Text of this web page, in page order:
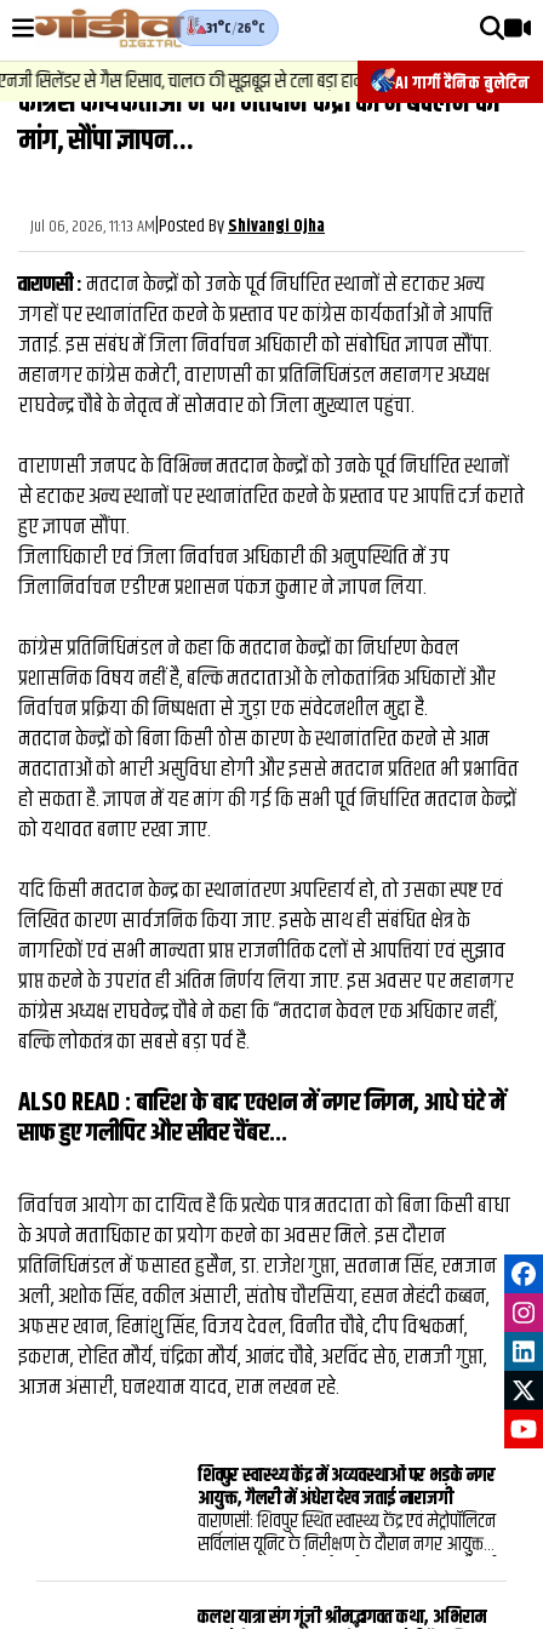
AI गार्गी दैनिक बुलेटिन
31°C/26°C
सिलेंडर से गैस रिसाव, चालक की सूझबूझ से टला बड़ा हादसा. 2.न्यूज़-चेसिस नंबर
वीडियोज़
वाराणसी न्यूज़
राजनीति
फिल्मी
साहित्य
संस्कृति
ख़ान पान और जीवनशैली
अंतरराष्ट्रीय
फैक्ट चेक
व्यापार
मौसम
देश
कांग्रेस कार्यकर्ताओं ने की मतदान केंद्रों को न बदलने की
मांग, सौंपा ज्ञापन...
Jul 06, 2026, 11:13 AM|Posted ByShivangi Ojha
वाराणसी :मतदान केन्द्रों को उनके पूर्व निर्धारित स्थानों से हटाकर अन्य
जगहों पर स्थानांतरित करने के प्रस्ताव पर कांग्रेस कार्यकर्ताओं ने आपत्ति
जताई. इस संबंध में जिला निर्वाचन अधिकारी को संबोधित ज्ञापन सौंपा.
महानगर कांग्रेस कमेटी, वाराणसी का प्रतिनिधिमंडल महानगर अध्यक्ष
राघवेन्द्र चौबे के नेतृत्व में सोमवार को जिला मुख्याल पहुंचा.
वाराणसी जनपद के विभिन्न मतदान केन्द्रों को उनके पूर्व निर्धारित स्थानों
से हटाकर अन्य स्थानों पर स्थानांतरित करने के प्रस्ताव पर आपत्ति दर्ज कराते
हुए ज्ञापन सौंपा.
जिलाधिकारी एवं जिला निर्वाचन अधिकारी की अनुपस्थिति में उप
जिलानिर्वाचन एडीएम प्रशासन पंकज कुमार ने ज्ञापन लिया.
कांग्रेस प्रतिनिधिमंडल ने कहा कि मतदान केन्द्रों का निर्धारण केवल
प्रशासनिक विषय नहीं है, बल्कि मतदाताओं के लोकतांत्रिक अधिकारों और
निर्वाचन प्रक्रिया की निष्पक्षता से जुड़ा एक संवेदनशील मुद्दा है.
मतदान केन्द्रों को बिना किसी ठोस कारण के स्थानांतरित करने से आम
मतदाताओं को भारी असुविधा होगी और इससे मतदान प्रतिशत भी प्रभावित
हो सकता है. ज्ञापन में यह मांग की गई कि सभी पूर्व निर्धारित मतदान केन्द्रों
को यथावत बनाए रखा जाए.
यदि किसी मतदान केन्द्र का स्थानांतरण अपरिहार्य हो, तो उसका स्पष्ट एवं
लिखित कारण सार्वजनिक किया जाए. इसके साथ ही संबंधित क्षेत्र के
नागरिकों एवं सभी मान्यता प्राप्त राजनीतिक दलों से आपत्तियां एवं सुझाव
प्राप्त करने के उपरांत ही अंतिम निर्णय लिया जाए. इस अवसर पर महानगर
कांग्रेस अध्यक्ष राघवेन्द्र चौबे ने कहा कि “मतदान केवल एक अधिकार नहीं,
बल्कि लोकतंत्र का सबसे बड़ा पर्व है.
ALSO READ :बारिश के बाद एक्शन में नगर निगम, आधे घंटे में
साफ हुए गलीपिट और सीवर चैंबर...
निर्वाचन आयोग का दायित्व है कि प्रत्येक पात्र मतदाता को बिना किसी बाधा
के अपने मताधिकार का प्रयोग करने का अवसर मिले. इस दौरान
प्रतिनिधिमंडल में फसाहत हुसैन, डा. राजेश गुप्ता, सतनाम सिंह, रमजान
अली, अशोक सिंह, वकील अंसारी, संतोष चौरसिया, हसन मेहंदी कब्बन,
अफसर खान, हिमांशु सिंह, विजय देवल, विनीत चौबे, दीप विश्वकर्मा,
इकराम, रोहित मौर्य, चंद्रिका मौर्य, आनंद चौबे, अरविंद सेठ, रामजी गुप्ता,
आजम अंसारी, घनश्याम यादव, राम लखन रहे.
शिवपुर स्वास्थ्य केंद्र में अव्यवस्थाओं पर भड़के नगर
आयुक्त, गैलरी में अंधेरा देख जताई नाराजगी
वाराणसी: शिवपुर स्थित स्वास्थ्य केंद्र एवं मेट्रोपॉलिटन
सर्विलांस यूनिट के निरीक्षण के दौरान नगर आयुक्त
में प्रकाश व्यवस्था नहीं होने और डॉक्टरों के चेंबरों के
बाहर किसी प्रकार का सूचना बोर्ड न होने पर उन्होंने
कलश यात्रा संग गूंजी श्रीमद्भागवत कथा, अभिराम